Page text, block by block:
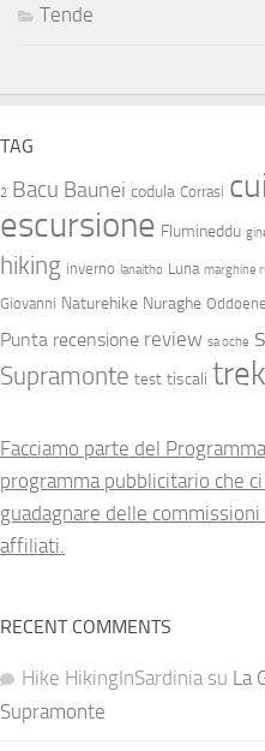
Tende
TAG
2 Bacu Baunei codula Corrasi
escursione Flumineddu
hiking inverno lanaitho Luna marghine
Giovanni Naturehike Nuraghe Oddoene
Punta recensione review sa oche
Supramonte test tiscali
Facciamo parte del
programma pubblicitario che
guadagnare delle
affiliati.
RECENT COMMENTS
Hike HikingInSardinia su La
Supramonte